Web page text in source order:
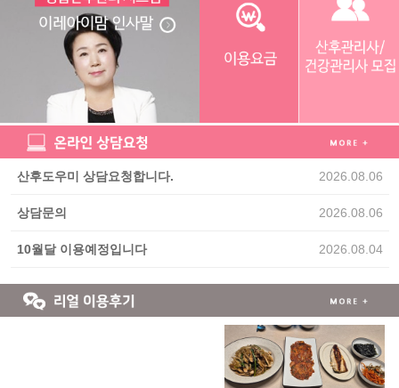
산후도우미 상담요청합니다. 2026.08.06
상담문의 2026.08.06
10월달 이용예정입니다 2026.08.04